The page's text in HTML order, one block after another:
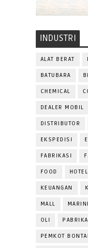
INDUSTRI
ALAT BERAT
BATUBARA
CHEMICAL
DEALER MOBIL
DISTRIBUTOR
EKSPEDISI
FABRIKASI
FOOD HOTEL
KEUANGAN
MALL
OLI
PEMKOT